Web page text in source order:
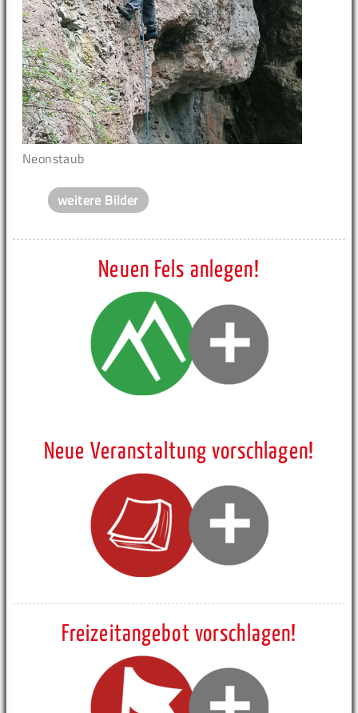
Neonstaub
weitere Bilder
Neuen Fels anlegen!
Neue Veranstaltung vorschlagen!
Freizeitangebot vorschlagen!